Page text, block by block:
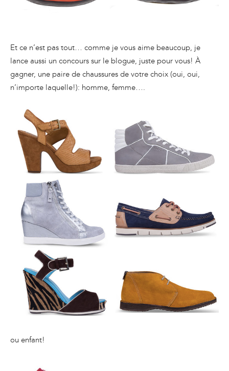
Et ce n’est pas tout… comme je vous aime beaucoup, je
lance aussi un concours sur le blogue, juste pour vous! À
gagner, une paire de chaussures de votre choix (oui, oui,
n’importe laquelle!): homme, femme….
ou enfant!